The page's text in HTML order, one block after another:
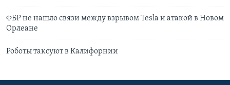
ФБР не нашло связи между взрывом Tesla и атакой в ​​Новом
Орлеане
Роботы таксуют в Калифорнии